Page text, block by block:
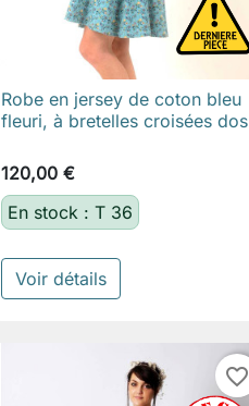
 Aperçu rapide
Robe en jersey de coton bleu
fleuri, à bretelles croisées dos
120,00 €
En stock : T 36
Voir détails
favorite_border